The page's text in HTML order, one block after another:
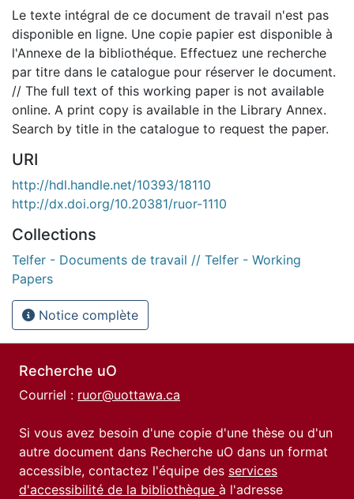
Le texte intégral de ce document de travail n'est pas
disponible en ligne. Une copie papier est disponible à
l'Annexe de la bibliothéque. Effectuez une recherche
par titre dans le catalogue pour réserver le document.
// The full text of this working paper is not available
online. A print copy is available in the Library Annex.
Search by title in the catalogue to request the paper.
URI
http://hdl.handle.net/10393/18110
http://dx.doi.org/10.20381/ruor-1110
Collections
Telfer - Documents de travail // Telfer - Working
Papers
Notice complète
Recherche uO
Courriel : ruor@uottawa.ca
Si vous avez besoin d'une copie d'une thèse ou d'un
autre document dans Recherche uO dans un format
accessible, contactez l'équipe des services
d'accessibilité de la bibliothèque à l'adresse